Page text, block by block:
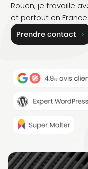
Rouen, je travaille
et partout en France.
Prendre contact